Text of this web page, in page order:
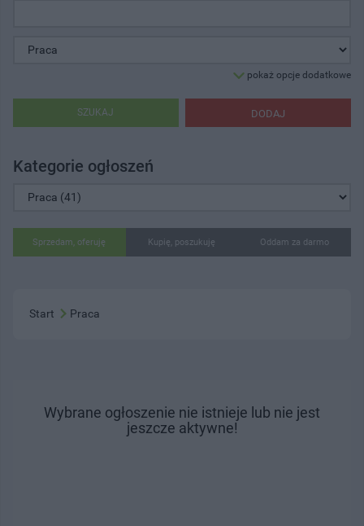
pokaż opcje dodatkowe
DODAJ
SZUKAJ
Kategorie ogłoszeń
Sprzedam, oferuję Kupię, poszukuję Oddam za darmo
Start Praca
Wybrane ogłoszenie nie istnieje lub nie jest
jeszcze aktywne!